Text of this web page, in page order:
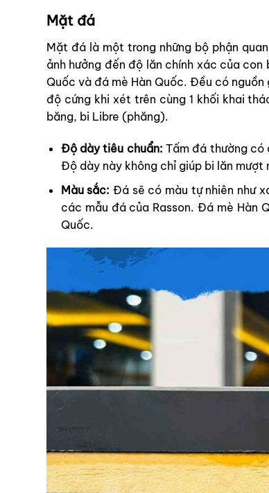
Mặt đá
Mặt đá là một trong những bộ phận
ảnh hưởng đến độ lăn chính xác của
Quốc và đá mè Hàn Quốc. Đều có
độ cứng khi xét trên cùng 1 khối khai
băng, bi Libre (phăng).
Độ dày tiêu chuẩn: Tấm đá thường
Độ dày này không chỉ giúp bi lăn
Màu sắc:Đá sẽ có màu tự nhiên như
các mẫu đá của Rasson. Đá mè Hàn
Quốc.